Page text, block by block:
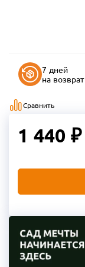
7 дней
на возврат
Сравнить
1 440 ₽